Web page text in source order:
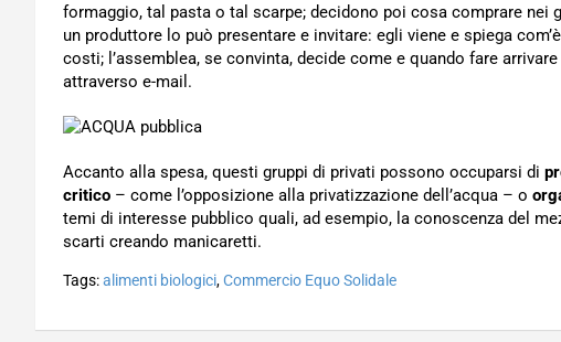
formaggio, tal pasta o tal scarpe; decidono poi cosa comprare
un produttore lo può presentare e invitare: egli viene e spiega
costi; l’assemblea, se convinta, decide come e quando fare
attraverso e-mail.
Accanto alla spesa, questi gruppi di privati possono occuparsi di
critico – come l’opposizione alla privatizzazione dell’acqua – o
temi di interesse pubblico quali, ad esempio, la conoscenza del
scarti creando manicaretti.
Tags:alimenti biologici,Commercio Equo Solidale